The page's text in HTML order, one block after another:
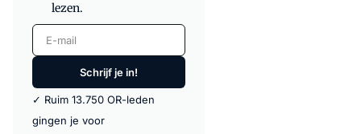
lezen.
E-mail
Schrijf je in!
✓ Ruim 13.750 OR-leden
gingen je voor